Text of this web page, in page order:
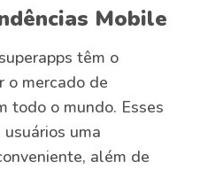
Mobile
têm o
o mercado de
todo o mundo. Esses
uma
além de